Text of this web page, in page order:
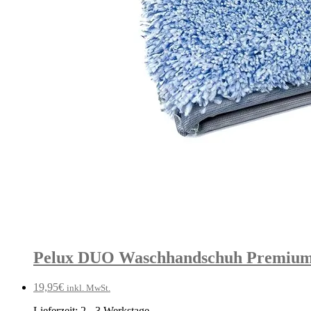
Pelux DUO Waschhandschuh
19,95€ inkl. MwSt.